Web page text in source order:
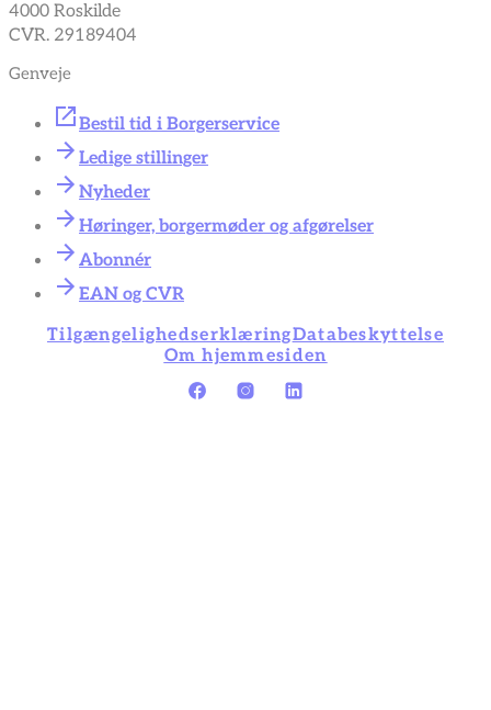
4000 Roskilde
CVR. 29189404
Genveje
Bestil tid i Borgerservice
Ledige stillinger
Nyheder
Høringer, borgermøder og afgørelser
Abonnér
EAN og CVR
TilgængelighedserklæringDatabeskyttelse
Om hjemmesiden